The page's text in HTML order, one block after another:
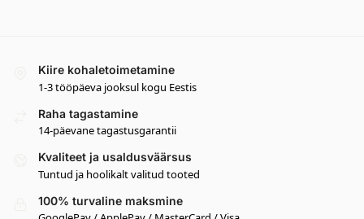
Kiire kohaletoimetamine
1-3 tööpäeva jooksul kogu Eestis
Raha tagastamine
14-päevane tagastusgarantii
Kvaliteet ja usaldusväärsus
Tuntud ja hoolikalt valitud tooted
100% turvaline maksmine